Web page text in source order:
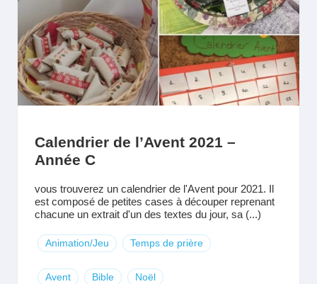
Calendrier de l’Avent 2021 –
Année C
vous trouverez un calendrier de l'Avent pour 2021. Il
est composé de petites cases à découper reprenant
chacune un extrait d'un des textes du jour, sa (...)
Animation/Jeu Temps de prière
Avent Bible Noël